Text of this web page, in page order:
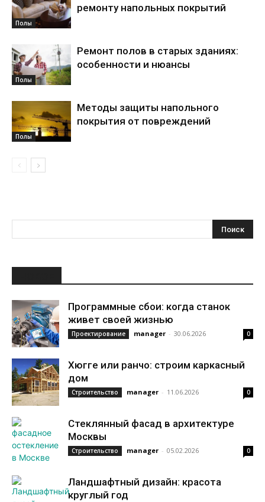
Полы
ремонту напольных покрытий
Полы
Ремонт полов в старых зданиях:
особенности и нюансы
Полы
Методы защиты напольного
покрытия от повреждений
Программные сбои: когда станок
живет своей жизнью
Проектирование manager - 30.06.2026 0
Хюгге или ранчо: строим каркасный
дом
Строительство manager - 11.06.2026 0
Стеклянный фасад в архитектуре
Москвы
Строительство manager - 05.02.2026 0
Ландшафтный дизайн: красота
круглый год